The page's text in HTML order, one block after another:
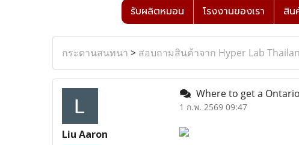
รับผลิตหมอน โรงงานของเรา สิน
กระดานสนทนา > สอบถามสินค้าจาก Hyper Lab
Liu Aaron
Where to get a
1 ก.พ. 2569 09:47